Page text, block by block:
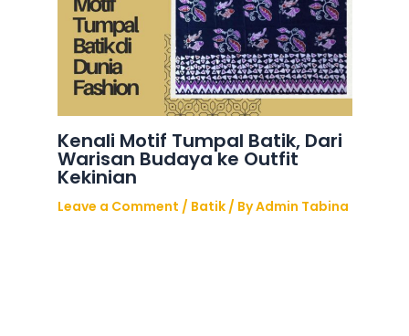
Kenali Motif Tumpal Batik, Dari
Warisan Budaya ke Outfit
Kekinian
Leave a Comment / Batik/ ByAdmin Tabina